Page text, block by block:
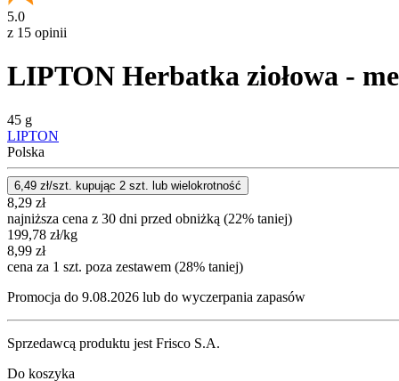
5.0
z 15 opinii
LIPTON Herbatka ziołowa -
45 g
LIPTON
Polska
6,49 zł/szt. kupując 2 szt. lub wielokrotność
8,29 zł
najniższa cena z 30 dni przed obniżką (22% taniej)
199,78 zł/kg
8,99 zł
cena za 1 szt. poza zestawem (28% taniej)
Promocja do 9.08.2026 lub do wyczerpania zapasów
Sprzedawcą produktu jest Frisco S.A.
Do koszyka